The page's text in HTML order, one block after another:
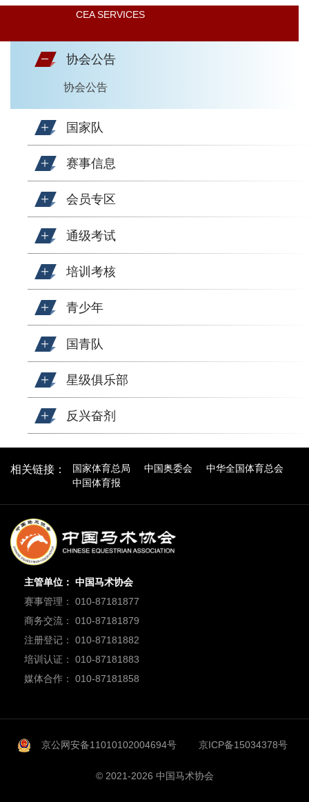
CEA SERVICES
协会公告
协会公告
国家队
赛事信息
会员专区
通级考试
培训考核
青少年
国青队
星级俱乐部
反兴奋剂
相关链接： 国家体育总局 中国奥委会
中华全国体育总会
中国体育报
主管单位： 中国马术协会
赛事管理： 010-87181877
商务交流： 010-87181879
注册登记： 010-87181882
培训认证： 010-87181883
媒体合作： 010-87181858
京公网安备11010102004694号 京ICP备15034378号
© 2021-2026 中国马术协会